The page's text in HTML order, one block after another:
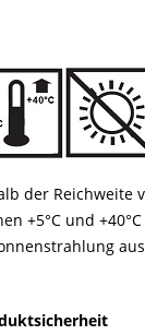
der Reichweite
+5°C und +40°C